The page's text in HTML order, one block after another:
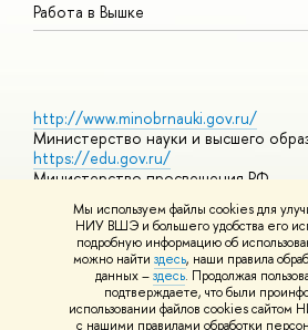
Мы используем файлы cookies для
НИУ ВШЭ и большего удобства его
подробную информацию об
можно найти здесь, наши правила
данных –здесь. Продолжая
подтверждаете, что были
использовании файлов cookies
с нашими правилами обработки
Работа в Вышке
http://www.minobrnauki.gov.ru/
Министерство науки и высшего
https://edu.gov.ru/
Министерство просвещения РФ
https://elearning.hse.ru/mooc
Массовые открытые онлайн-курсы
© НИУ ВШЭ 1993–2026 Адреса и контакты
использования материалов Политика